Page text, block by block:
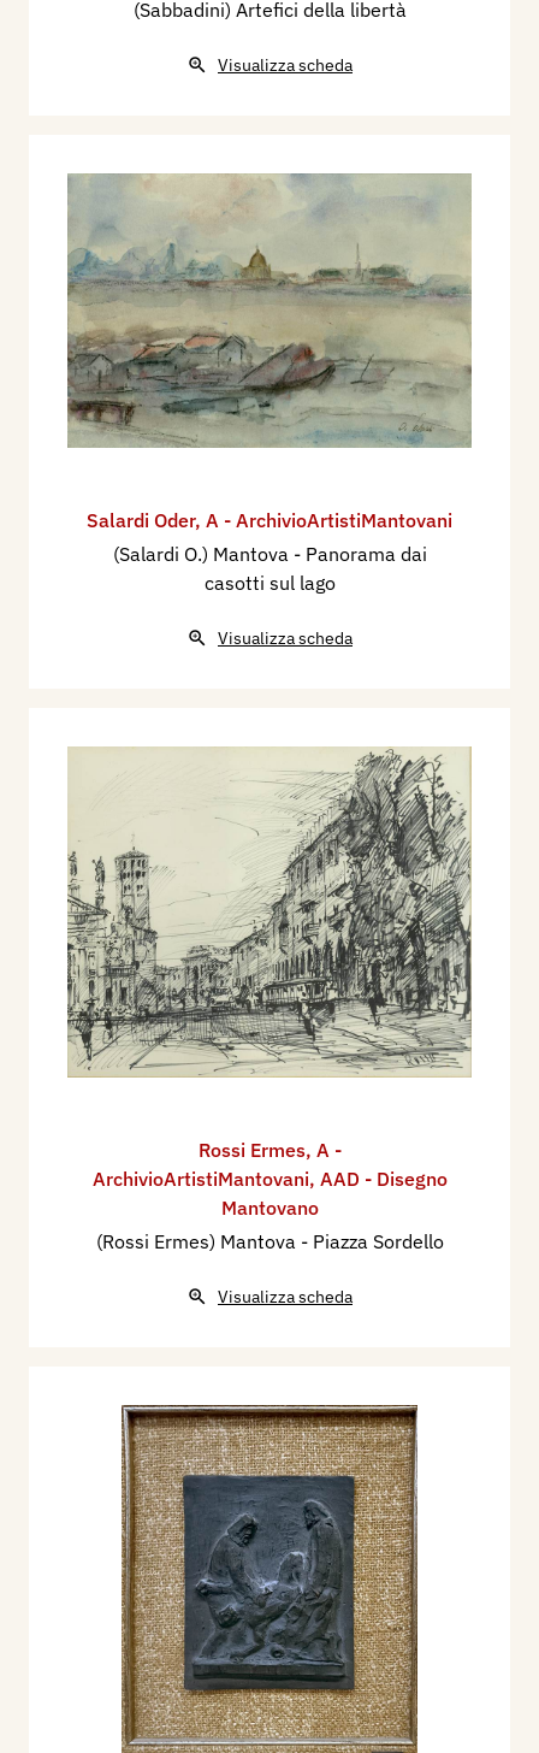
(Sabbadini) Artefici della libertà
Visualizza scheda
Salardi Oder, A - ArchivioArtistiMantovani
(Salardi O.) Mantova - Panorama dai
casotti sul lago
Visualizza scheda
Rossi Ermes, A -
ArchivioArtistiMantovani, AAD - Disegno
Mantovano
(Rossi Ermes) Mantova - Piazza Sordello
Visualizza scheda